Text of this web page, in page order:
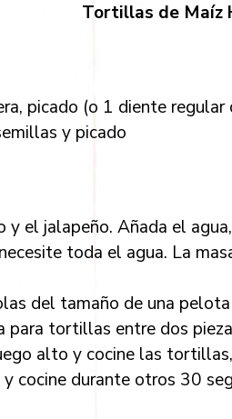
Tortillas de Maíz
picado (o 1 diente regular
y picado
y el jalapeño. Añada el
toda el agua. La
del tamaño de una
para tortillas entre dos
alto y cocine las
cocine durante otros 30